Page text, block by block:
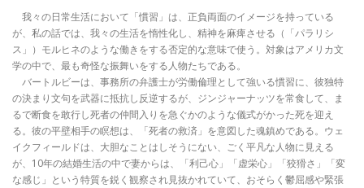
我々の日常生活において「慣習」は、正負両面のイメージを持っている
が、私の話では、我々の生活を惰性化し、精神を麻痺させる（「パラリシ
ス」）モルヒネのような働きをする否定的な意味で使う。対象はアメリカ文
学の中で、最も奇怪な振舞いをする人物たちである。
バートルビーは、事務所の弁護士が労働倫理として強いる慣習に、彼独特
の決まり文句を武器に抵抗し反逆するが、ジンジャーナッツを常食して、ま
るで断食を敢行し死者の仲間入りを急ぐかのような儀式がかった死を迎え
る。彼の平壁相手の瞑想は、「死者の救済」を意図した魂鎮めである。ウェ
イクフィールドは、大胆なことはしそうにない、ごく平凡な人物に見える
が、10年の結婚生活の中で妻からは、「利己心」「虚栄心」「狡猾さ」「変
な感じ」という特質を鋭く観察され見抜かれていて、おそらく鬱屈感や緊張